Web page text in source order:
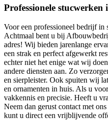
Professionele
Voor een professioneel bedrijf in
Achtmaal bent u bij
adres! Wij bieden jarenlange
een strak en perfect afgewerkt
echter niet het enige wat wij
andere diensten aan. Zo
en sierpleister. Ook spuiten wij
en ornamenten in huis. Als u
vakkennis en precisie. Heeft u
Neem dan gerust contact met
kunt u direct een vrijblijvende